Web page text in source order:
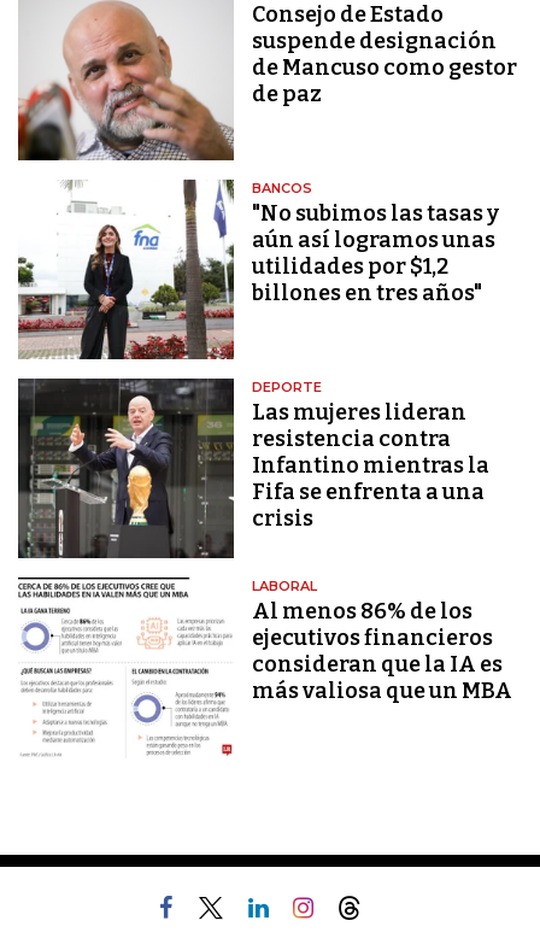
Consejo de Estado
suspende designación
de Mancuso como gestor
de paz
BANCOS
"No subimos las tasas y
aún así logramos unas
utilidades por $1,2
billones en tres años"
DEPORTE
Las mujeres lideran
resistencia contra
Infantino mientras la
Fifa se enfrenta a una
crisis
LABORAL
Al menos 86% de los
ejecutivos financieros
consideran que la IA es
más valiosa que un MBA